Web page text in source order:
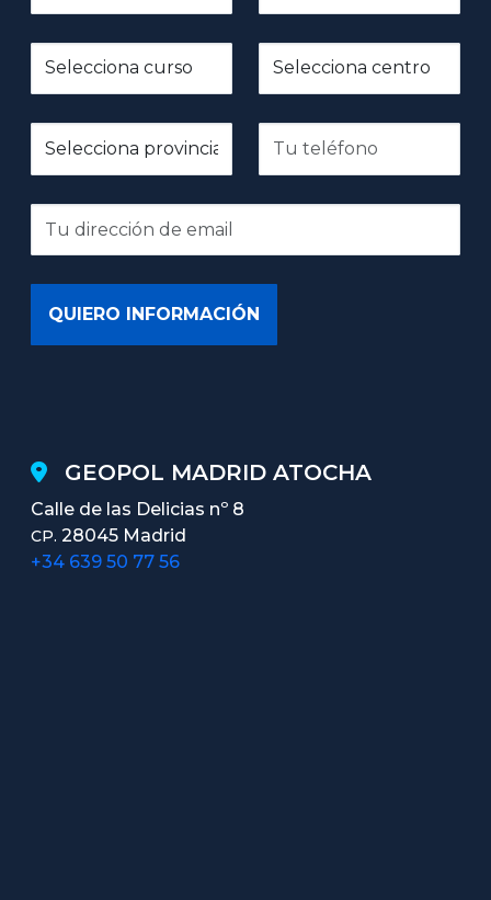
GEOPOL MADRID ATOCHA
Calle de las Delicias nº 8
CP. 28045 Madrid
+34 639 50 77 56